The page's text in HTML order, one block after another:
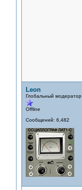
Leon
Глобальный модератор
Offline
Сообщений: 6,482